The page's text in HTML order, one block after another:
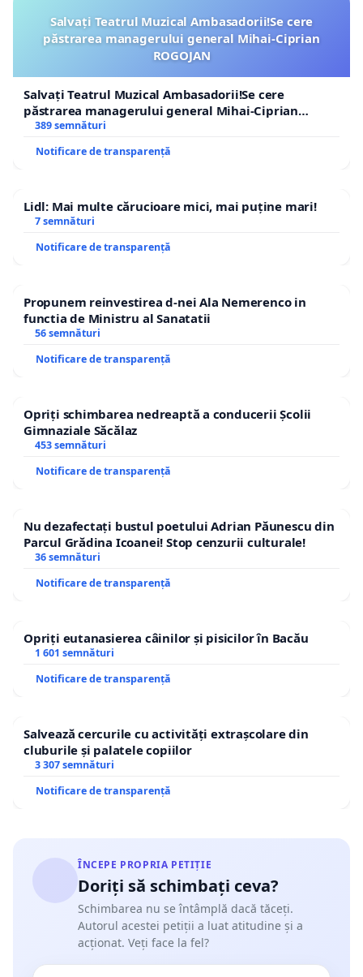
Salvați Teatrul Muzical Ambasadorii!Se cere
păstrarea managerului general Mihai-Ciprian
ROGOJAN
Salvați Teatrul Muzical Ambasadorii!Se cere
păstrarea managerului general Mihai-Ciprian
ROGOJAN
389 semnături
Notificare de transparență
Lidl: Mai multe cărucioare mici, mai puține mari!
7 semnături
Notificare de transparență
Propunem reinvestirea d-nei Ala Nemerenco in
functia de Ministru al Sanatatii
56 semnături
Notificare de transparență
Opriți schimbarea nedreaptă a conducerii Școlii
Gimnaziale Săcălaz
453 semnături
Notificare de transparență
Nu dezafectați bustul poetului Adrian Păunescu din
Parcul Grădina Icoanei! Stop cenzurii culturale!
36 semnături
Notificare de transparență
Opriți eutanasierea câinilor și pisicilor în Bacău
1 601 semnături
Notificare de transparență
Salvează cercurile cu activități extrașcolare din
cluburile și palatele copiilor
3 307 semnături
Notificare de transparență
ÎNCEPE PROPRIA PETIȚIE
Doriți să schimbați ceva?
Schimbarea nu se întâmplă dacă tăceți.
Autorul acestei petiții a luat atitudine și a
acționat. Veți face la fel?